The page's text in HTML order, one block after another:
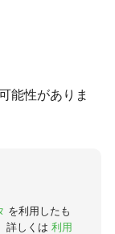
能性がありま
を利用したも
詳しくは 利用